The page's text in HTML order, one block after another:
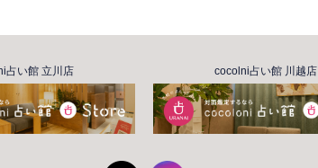
せる過程を振り返っても、第三者
きた気がしています。もどかしく
きに捉えたいと思います。
とうございました♡
占い館 立川店 cocolni占い館 川越店